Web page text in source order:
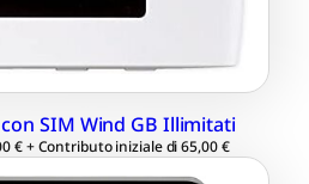
SIM Wind GB Illimitati
€ + Contributo iniziale di 65,00 €